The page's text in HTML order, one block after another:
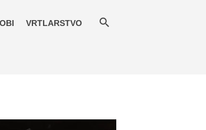
VRTLARSTVO